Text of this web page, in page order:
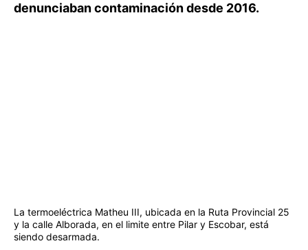
denunciaban contaminación desde 2016.
La termoeléctrica Matheu III, ubicada en la Ruta Provincial 25
y la calle Alborada, en el limite entre Pilar y Escobar, está
siendo desarmada.